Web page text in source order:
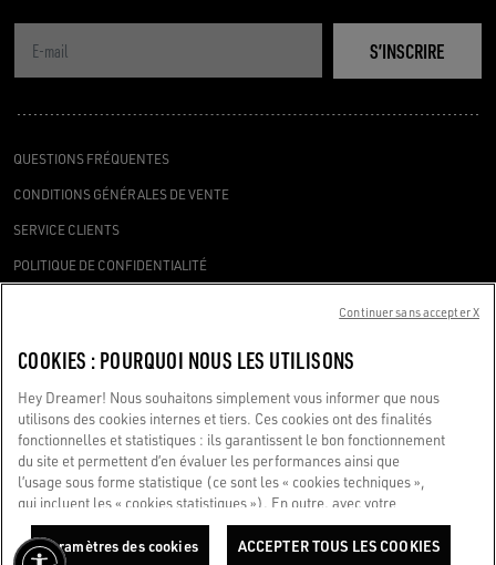
QUESTIONS FRÉQUENTES
CONDITIONS GÉNÉRALES DE VENTE
SERVICE CLIENTS
POLITIQUE DE CONFIDENTIALITÉ
PARAMÈTRES DES COOKIES
DEMANDER UN SERVICE
S’INSCRIRE
Golden Goose S.p.A. à actionnaire unique, Via Privata E. Marelli 10, 20139
Milan, Italie
COOKIES : POURQUOI NOUS LES UTILISONS
Hey Dreamer! Nous souhaitons simplement vous informer que nous
utilisons des cookies internes et tiers. Ces cookies ont des finalités
fonctionnelles et statistiques : ils garantissent le bon fonctionnement
du site et permettent d’en évaluer les performances ainsi que
l’usage sous forme statistique (ce sont les « cookies techniques »,
qui incluent les « cookies statistiques »). En outre, avec votre
consentement uniquement, nous utilisons également des cookies à
des fins marketing et de profilage. Ils nous aident à améliorer votre
Paramètres des cookies ACCEPTER TOUS LES COOKIES
Continuer sans accepter X